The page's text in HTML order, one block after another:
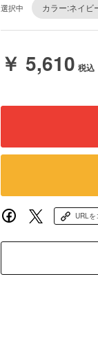
選択中 カラー:ネイビ
￥ 5,610
URLを